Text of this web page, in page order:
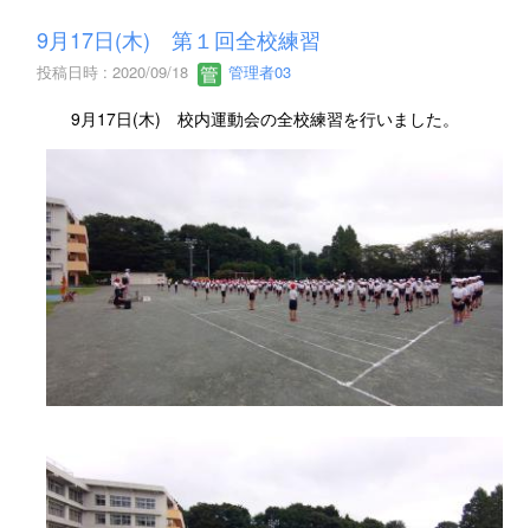
9月17日(木) 第１回全校練習
投稿日時 : 2020/09/18 管理者03
9月17日(木) 校内運動会の全校練習を行いました。